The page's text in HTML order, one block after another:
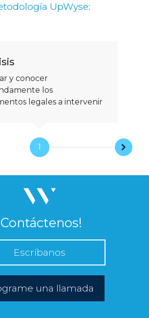
UpWyse:
y conocer
los
legales a intervenir
1
Escríbanos
una llamada